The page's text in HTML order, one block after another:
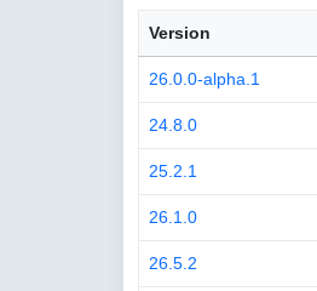
Version
26.0.0-alpha.1
24.8.0
25.2.1
26.1.0
26.5.2